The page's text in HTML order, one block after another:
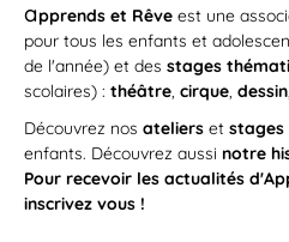
apprends et Rêve est une
pour tous les enfants et
de l'année) et des stages
scolaires) : théâtre, cirque, dessin,
Découvrez nos ateliers et stages
enfants. Découvrez aussi notre
Pour recevoir les actualités
inscrivez vous !